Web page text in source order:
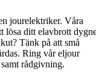
jourelektriker. Våra
lösa ditt elavbrott
Tänk på att små
Ring vår eljour
rådgivning.